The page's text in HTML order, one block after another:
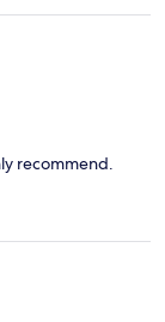
recommend.